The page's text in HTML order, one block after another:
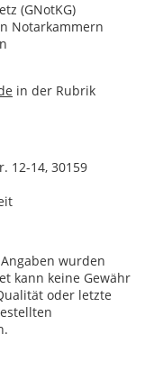
(GNotKG)
Notarkammern
in der Rubrik
12-14, 30159
wurden
kann keine Gewähr
oder letzte